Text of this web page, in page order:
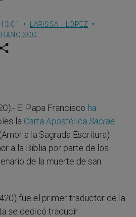
LARISSA I. LÓPEZ
w
El Papa Francisco ha
la Carta Apostólica Sacrae
(Amor a la Sagrada Escritura)
a la Biblia por parte de los
de la muerte de san
fue el primer traductor de la
se dedicó traducir